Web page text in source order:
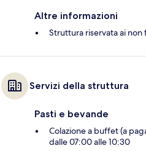
Altre informazioni
Struttura riservata ai non
Servizi della struttura
Pasti e bevande
Colazione a buffet (a
dalle 07:00 alle 10:30